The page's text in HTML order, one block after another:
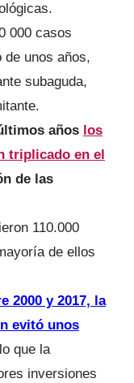
000 casos
de unos años,
subaguda,
años los
triplicado en el
de las
110.000
de ellos
2000 y 2017, la
evitó unos
lo que la
inversiones